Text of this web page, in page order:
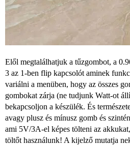
Elől megtalálhatjuk a tűzgombot, a
3 az 1-ben flip kapcsolót aminek
variálni a menüben, hogy az összes
gombokat zárja (ne tudjunk Watt-ot
bekapcsoljon a készülék. És
avagy plusz és mínusz gomb és
ami 5V/3A-el képes tölteni az
töltőt használunk! A kijelző mutatja